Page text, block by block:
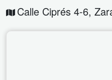
Calle Ciprés 4-6,